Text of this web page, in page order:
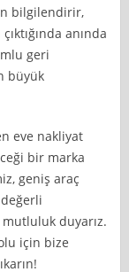
bilgilendirir,
anında
geri
büyük
eve nakliyat
bir marka
geniş araç
duyarız.
için bize